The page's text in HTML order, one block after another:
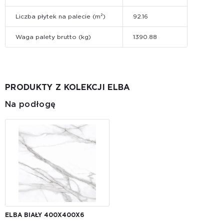
Liczba płytek na palecie (m²) 92.16
Waga palety brutto (kg) 1390.88
PRODUKTY Z KOLEKCJI ELBA
Na podłogę
ELBA BIAŁY 400X400X6